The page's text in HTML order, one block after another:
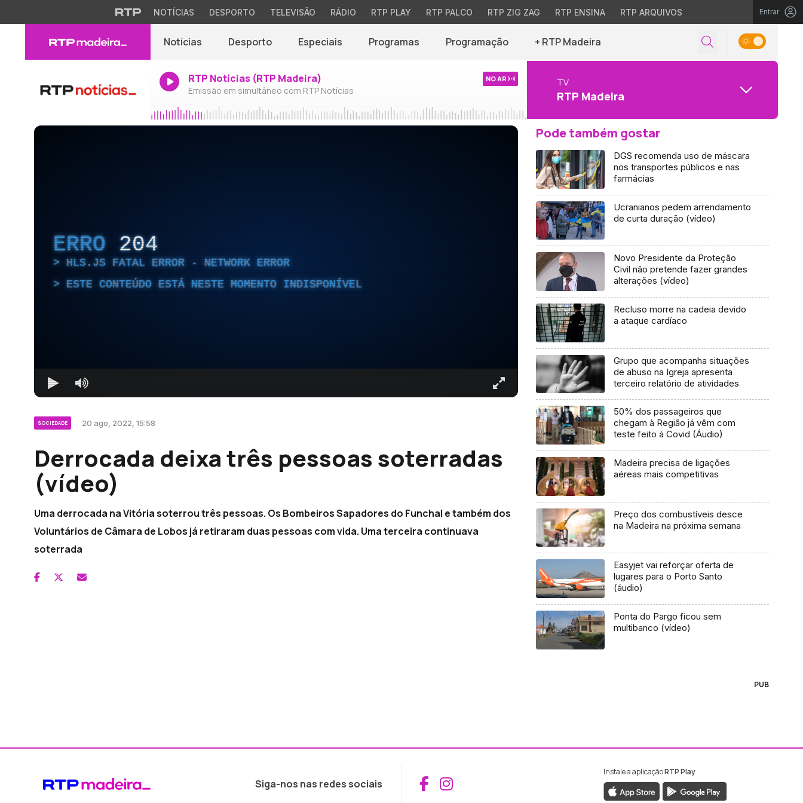
NOTÍCIAS DESPORTO TELEVISÃO RÁDIO RTP PLAY RTP PALCO RTP ZIG ZAG RTP ENSINA RTP ARQUIVOS Entrar
Notícias Desporto Especiais Programas Programação + RTP Madeira
RTP Notícias (RTP Madeira)
Emissão em simultâneo com RTP Notícias
NO AR TV
RTP Madeira
ERRO 204
HLS.JS FATAL ERROR - NETWORK ERROR
ESTE CONTEÚDO ESTÁ NESTE MOMENTO INDISPONÍVEL
SOCIEDADE 20 ago, 2022, 15:58
Derrocada deixa três pessoas soterradas
(vídeo)
Uma derrocada na Vitória soterrou três pessoas. Os Bombeiros Sapadores do Funchal e também dos
Voluntários de Câmara de Lobos já retiraram duas pessoas com vida. Uma terceira continuava
soterrada
Pode também gostar
DGS recomenda uso de máscara
nos transportes públicos e nas
farmácias
Ucranianos pedem arrendamento
de curta duração (vídeo)
Novo Presidente da Proteção
Civil não pretende fazer grandes
alterações (vídeo)
Recluso morre na cadeia devido
a ataque cardíaco
Grupo que acompanha situações
de abuso na Igreja apresenta
terceiro relatório de atividades
50% dos passageiros que
chegam à Região já vêm com
teste feito à Covid (Áudio)
Madeira precisa de ligações
aéreas mais competitivas
Preço dos combustíveis desce
na Madeira na próxima semana
Easyjet vai reforçar oferta de
lugares para o Porto Santo
(áudio)
Ponta do Pargo ficou sem
multibanco (vídeo)
PUB
Siga-nos nas redes sociais Aceder ao Facebook da RTP Madeira
Aceder ao Instagram da RTP Madeira
Instale a aplicaçãoRTP Play